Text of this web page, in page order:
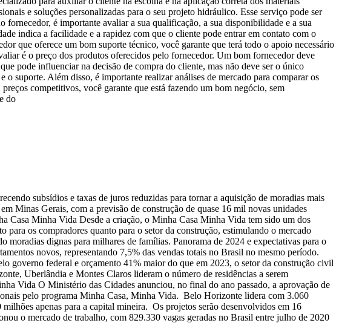
e soluções personalizadas para o seu projeto hidráulico. Esse serviço pode ser
é importante avaliar a sua qualificação, a sua disponibilidade e a sua
indica a facilidade e a rapidez com que o cliente pode entrar em contato com o
que oferece um bom suporte técnico, você garante que terá todo o apoio necessário
é o preço dos produtos oferecidos pelo fornecedor. Um bom fornecedor deve
pode influenciar na decisão de compra do cliente, mas não deve ser o único
suporte. Além disso, é importante realizar análises de mercado para comparar os
competitivos, você garante que está fazendo um bom negócio, sem
do
subsídios e taxas de juros reduzidas para tornar a aquisição de moradias mais
Minas Gerais, com a previsão de construção de quase 16 mil novas unidades
Casa Minha Vida Desde a criação, o Minha Casa Minha Vida tem sido um dos
os compradores quanto para o setor da construção, estimulando o mercado
dignas para milhares de famílias. Panorama de 2024 e expectativas para o
novos, representando 7,5% das vendas totais no Brasil no mesmo período.
governo federal e orçamento 41% maior do que em 2023, o setor da construção civil
Uberlândia e Montes Claros lideram o número de residências a serem
Vida O Ministério das Cidades anunciou, no final do ano passado, a aprovação de
pelo programa Minha Casa, Minha Vida. Belo Horizonte lidera com 3.060
apenas para a capital mineira. Os projetos serão desenvolvidos em 16
o mercado de trabalho, com 829.330 vagas geradas no Brasil entre julho de 2020